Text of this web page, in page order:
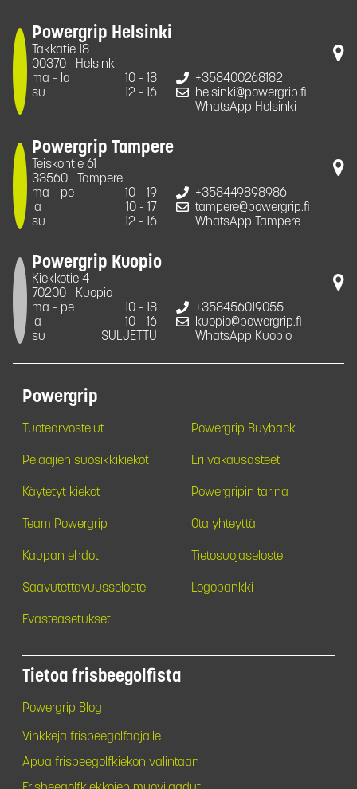
Powergrip Helsinki
Takkatie 18
00370
Helsinki
ma - la
10 - 18
su
12 - 16
+358400268182
helsinki@powergrip.fi
WhatsApp Helsinki
Powergrip Tampere
Teiskontie 61
33560
Tampere
ma - pe
10 - 19
la
10 - 17
su
12 - 16
+358449898986
tampere@powergrip.fi
WhatsApp Tampere
Powergrip Kuopio
Kiekkotie 4
70200
Kuopio
ma - pe
10 - 18
la
10 - 16
su
SULJETTU
+358456019055
kuopio@powergrip.fi
WhatsApp Kuopio
Powergrip
Tuotearvostelut Powergrip Buyback
Pelaajien suosikkikiekot Eri vakausasteet
Käytetyt kiekot Powergripin tarina
Team Powergrip Ota yhteyttä
Kaupan ehdot Tietosuojaseloste
Saavutettavuusseloste Logopankki
Evästeasetukset
Tietoa frisbeegolfista
Powergrip Blog
Vinkkejä frisbeegolfaajalle
Apua frisbeegolfkiekon valintaan